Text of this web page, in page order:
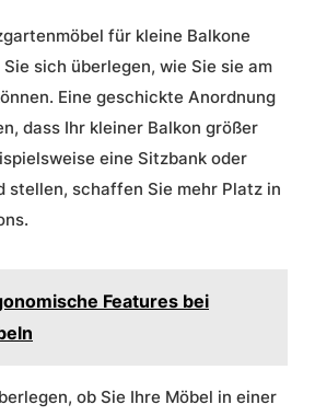
für kleine Balkone
sich überlegen, wie Sie sie am
Eine geschickte Anordnung
dass Ihr kleiner Balkon größer
eine Sitzbank oder
stellen, schaffen Sie mehr Platz in
Features bei
ob Sie Ihre Möbel in einer